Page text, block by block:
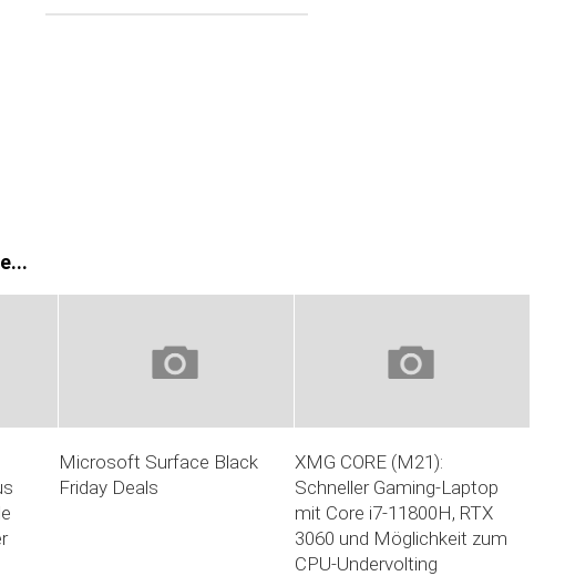
Microsoft Surface Black
Friday Deals
XMG CORE (M21):
Schneller Gaming-Laptop
mit Core i7-11800H, RTX
3060 und Möglichkeit zum
CPU-Undervolting